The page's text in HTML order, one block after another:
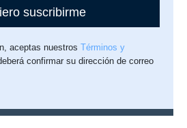
suscribirme
aceptas nuestrosTérminos y
confirmar su dirección de correo